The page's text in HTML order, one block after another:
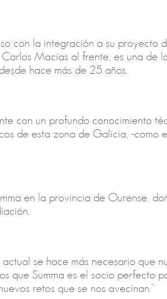
con la integración a su
Macías al frente, es una de
hace más de 25 años.
con un profundo conocimiento
de esta zona de Galicia, -como
en la provincia de Ourense,
se hace más necesario que
que Summa es el socio perfecto
retos que se nos avecinan.”